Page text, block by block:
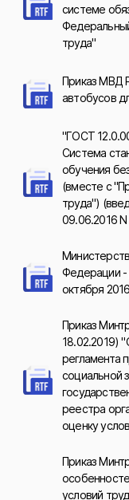
системе
труда"
Приказ МВД
автобусов
"ГОСТ
Система
обучения
(вместе с
труда")
09.06.2016
Федерации -
октября
Приказ
18.02.2019)
регламента
социальной
реестра
оценку
Приказ
условий